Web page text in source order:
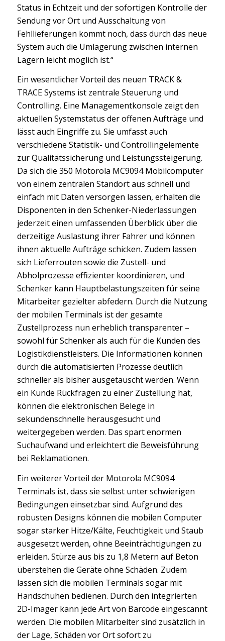
Status in Echtzeit und der sofortigen Kontrolle der
Sendung vor Ort und Ausschaltung von
Fehllieferungen kommt noch, dass durch das neue
System auch die Umlagerung zwischen internen
Lägern leicht möglich ist.“
Ein wesentlicher Vorteil des neuen TRACK &
TRACE Systems ist zentrale Steuerung und
Controlling. Eine Managementkonsole zeigt den
aktuellen Systemstatus der offenen Aufträge und
lässt auch Eingriffe zu. Sie umfasst auch
verschiedene Statistik- und Controllingelemente
zur Qualitätssicherung und Leistungssteigerung.
Da sich die 350 Motorola MC9094 Mobilcomputer
von einem zentralen Standort aus schnell und
einfach mit Daten versorgen lassen, erhalten die
Disponenten in den Schenker-Niederlassungen
jederzeit einen umfassenden Überblick über die
derzeitige Auslastung ihrer Fahrer und können
ihnen aktuelle Aufträge schicken. Zudem lassen
sich Lieferrouten sowie die Zustell- und
Abholprozesse effizienter koordinieren, und
Schenker kann Hauptbelastungszeiten für seine
Mitarbeiter gezielter abfedern. Durch die Nutzung
der mobilen Terminals ist der gesamte
Zustellprozess nun erheblich transparenter –
sowohl für Schenker als auch für die Kunden des
Logistikdienstleisters. Die Informationen können
durch die automatisierten Prozesse deutlich
schneller als bisher ausgetauscht werden. Wenn
ein Kunde Rückfragen zu einer Zustellung hat,
können die elektronischen Belege in
sekundenschnelle herausgesucht und
weitergegeben werden. Das spart enormen
Suchaufwand und erleichtert die Beweisführung
bei Reklamationen.
Ein weiterer Vorteil der Motorola MC9094
Terminals ist, dass sie selbst unter schwierigen
Bedingungen einsetzbar sind. Aufgrund des
robusten Designs können die mobilen Computer
sogar starker Hitze/Kälte, Feuchtigkeit und Staub
ausgesetzt werden, ohne Beeinträchtigungen zu
erleiden. Stürze aus bis zu 1,8 Metern auf Beton
überstehen die Geräte ohne Schäden. Zudem
lassen sich die mobilen Terminals sogar mit
Handschuhen bedienen. Durch den integrierten
2D-Imager kann jede Art von Barcode eingescannt
werden. Die mobilen Mitarbeiter sind zusätzlich in
der Lage, Schäden vor Ort sofort zu